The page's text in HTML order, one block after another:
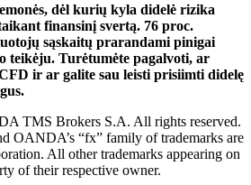
dėl kurių kyla didelė rizika
finansinį svertą. 76 proc.
sąskaitų prarandami pinigai
teikėju. Turėtumėte pagalvoti, ar
ir ar galite sau leisti prisiimti didelę
TMS Brokers S.A. All rights reserved.
OANDA’s “fx” family of trademarks are
All other trademarks appearing on
of their respective owner.